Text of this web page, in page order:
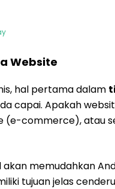
Website
hal pertama dalam
capai. Apakah
(e-commerce), atau
akan memudahkan
tujuan jelas